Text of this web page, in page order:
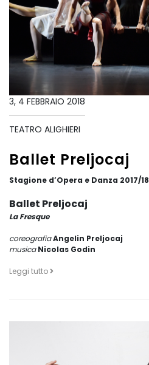
3, 4 FEBBRAIO 2018
TEATRO ALIGHIERI
Ballet Preljocaj
Stagione d’Opera e Danza 2017/18
Ballet Preljocaj
La Fresque
coreografiaAngelin Preljocaj
musicaNicolas Godin
Leggi tutto